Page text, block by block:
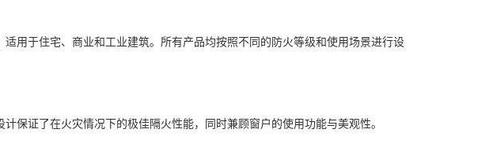
于住宅、商业和工业建筑。所有产品均按照不同的防火等级和使用场景进行设
证了在火灾情况下的极佳隔火性能，同时兼顾窗户的使用功能与美观性。